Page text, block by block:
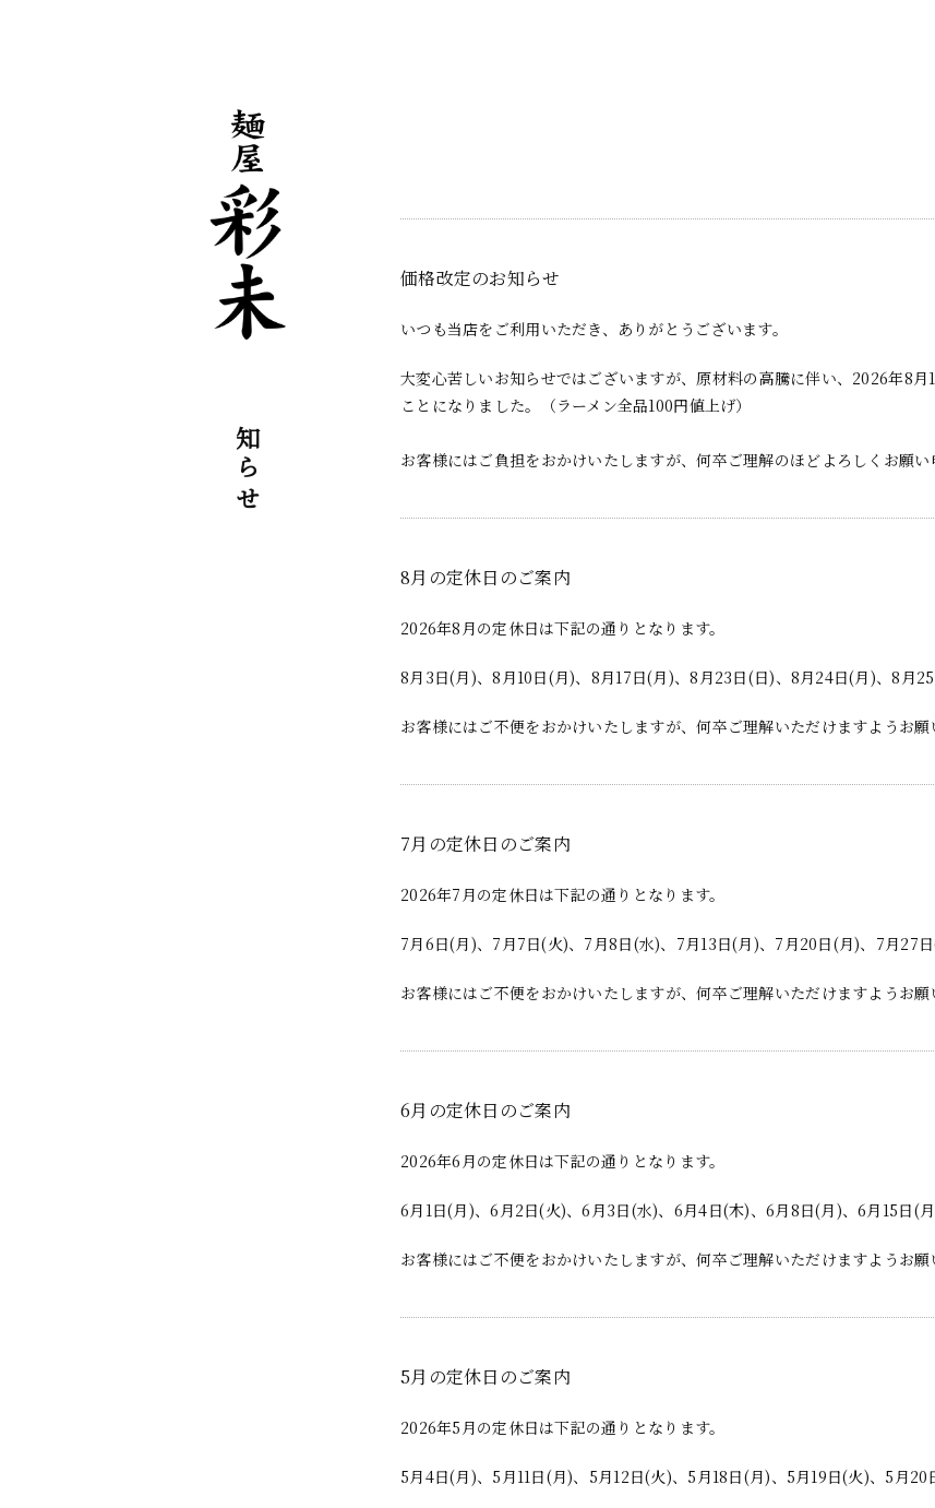
お知らせ
価格改定のお知らせ
いつも当店をご利用いただき、ありがとうございます。
大変心苦しいお知らせではございますが、原材料の高騰に伴い、 2026年8月
ことになりました。（ラーメン全品100円値上げ）
お客様にはご負担をおかけいたしますが、何卒ご理解のほどよろしくお願い
8月の定休日のご案内
2026年8月の定休日は下記の通りとなります。
8月3日(月)、8月10日(月)、8月17日(月)、8月23日(日)、8月24日(月)、8月
お客様にはご不便をおかけいたしますが、何卒ご理解いただけますようお願
7月の定休日のご案内
2026年7月の定休日は下記の通りとなります。
7月6日(月)、7月7日(火)、7月8日(水)、7月13日(月)、7月20日(月)、7月27
お客様にはご不便をおかけいたしますが、何卒ご理解いただけますようお願
6月の定休日のご案内
2026年6月の定休日は下記の通りとなります。
6月1日(月)、6月2日(火)、6月3日(水)、6月4日(木)、6月8日(月)、6月15日(
お客様にはご不便をおかけいたしますが、何卒ご理解いただけますようお願
5月の定休日のご案内
2026年5月の定休日は下記の通りとなります。
5月4日(月)、5月11日(月)、5月12日(火)、5月18日(月)、5月19日(火)、5月